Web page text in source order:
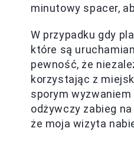
minutowy spacer,
W przypadku gdy
które są
pewność, że
korzystając z
sporym
odżywczy zabieg
że moja wizyta